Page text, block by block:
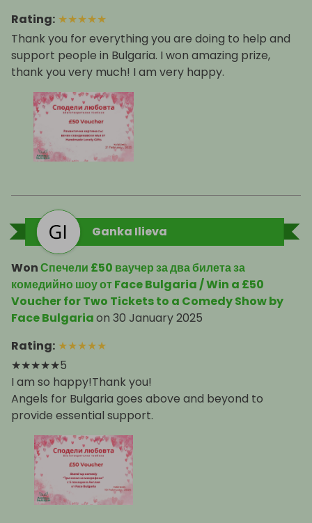
Rating: ★★★★★
Thank you for everything you are doing to help and
support people in Bulgaria. I won amazing prize,
thank you very much! I am very happy.
Ganka Ilieva
WonСпечели £50 ваучер за два билета за
комедийно шоу от Face Bulgaria / Win a £50
Voucher for Two Tickets to a Comedy Show by
Face Bulgariaon 30 January 2025
Rating: ★★★★★
★★★★★5
I am so happy!Thank you!
Angels for Bulgaria goes above and beyond to
provide essential support.